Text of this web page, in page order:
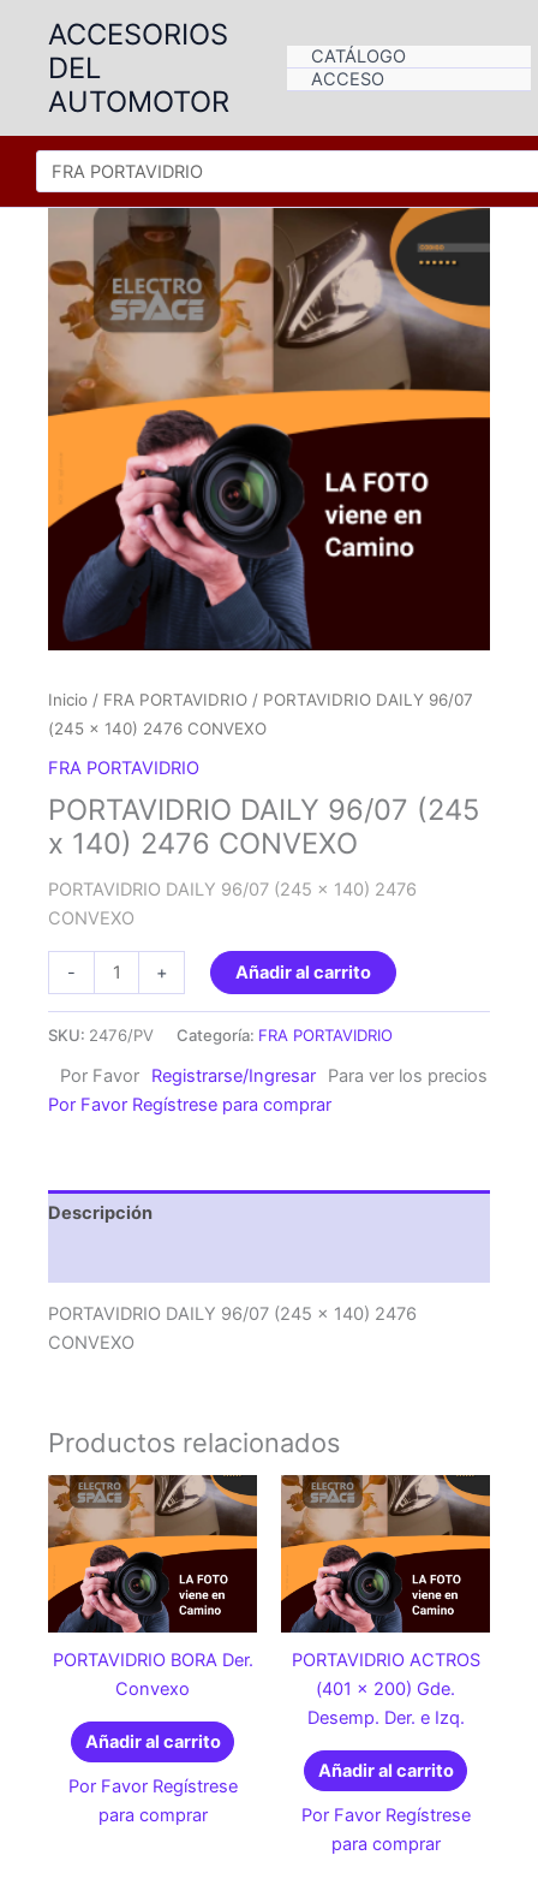
contenido
ACCESORIOS
DEL
AUTOMOTOR
CATÁLOGO
ACCESO
Inicio / FRA PORTAVIDRIO / PORTAVIDRIO DAILY 96/07
(245 x 140) 2476 CONVEXO
FRA PORTAVIDRIO
PORTAVIDRIO DAILY 96/07 (245
x 140) 2476 CONVEXO
PORTAVIDRIO DAILY 96/07 (245 x 140) 2476
CONVEXO
-
PORTAVIDRIO
DAILY
140)
cantidad
+ Añadir al carrito
SKU: 2476/PV Categoría: FRA PORTAVIDRIO
Por Favor Registrarse/Ingresar
Para ver los precios
Por Favor Regístrese para comprar
Descripción
PORTAVIDRIO DAILY 96/07 (245 x 140) 2476
CONVEXO
Productos relacionados
PORTAVIDRIO BORA Der.
Convexo
Añadir al carrito
Por Favor Regístrese
para comprar
PORTAVIDRIO ACTROS
(401 x 200) Gde.
Desemp. Der. e Izq.
Añadir al carrito
Por Favor Regístrese
para comprar